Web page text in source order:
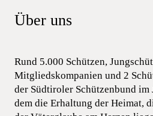
Über uns
Rund 5.000 Schützen,
Mitgliedskompanien und 2
der Südtiroler Schützenbund im
dem die Erhaltung der Heimat,